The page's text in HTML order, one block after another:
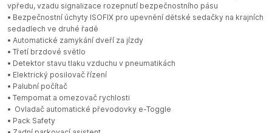
vpředu, vzadu signalizace rozepnutí bezpečnostního pásu
• Bezpečnostní úchyty ISOFIX pro upevnění dětské sedačky na krajních
sedadlech ve druhé řadě
• Automatické zamykání dveří za jízdy
• Třetí brzdové světlo
• Detektor stavu tlaku vzduchu v pneumatikách
• Elektrický posilovač řízení
• Palubní počítač
• Tempomat a omezovač rychlosti
• Ovladač automatické převodovky e-Toggle
• Pack Safety